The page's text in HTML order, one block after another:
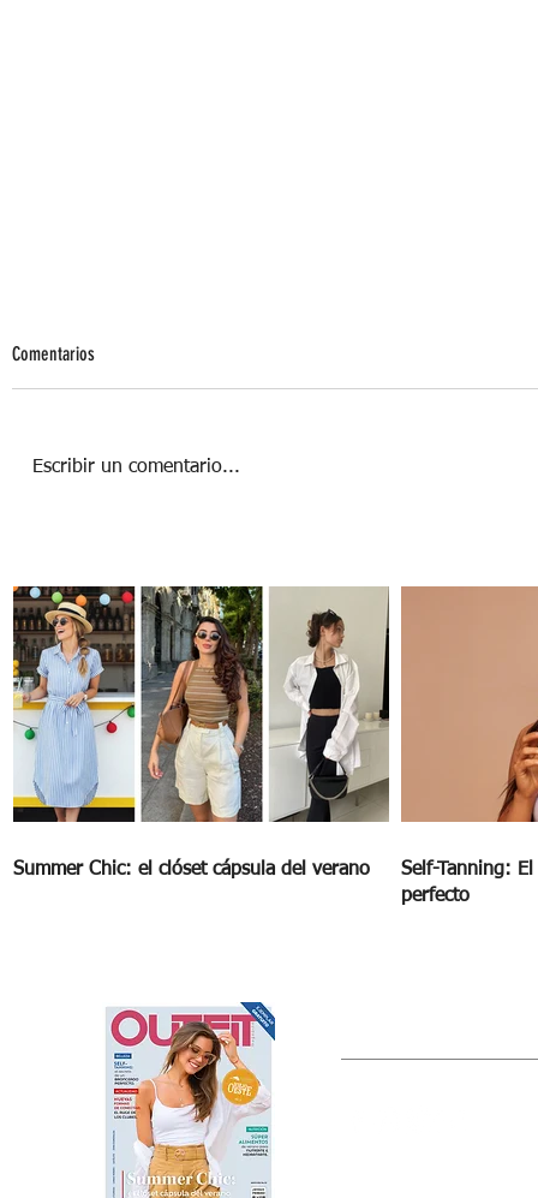
Comentarios
Escribir un comentario...
Summer Chic: el clóset cápsula del verano
Self-Tanning:
perfecto